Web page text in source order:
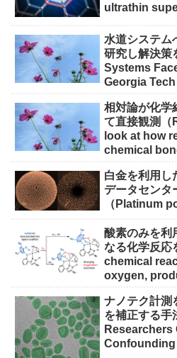
ultrathin
水道システム
研究し解決策
Systems
Georgia
相対論が化学
て直接観測
look at how
chemical
白金を利用し
データセンタ
（Platinum
酸素のみを利
なる化学反応
chemical
oxygen,
ナノテク計測
を補正する手